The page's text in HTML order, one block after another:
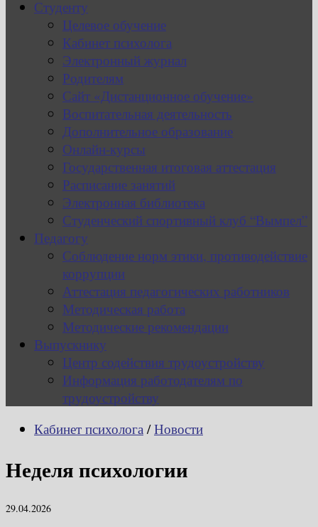
Студенту
Целевое обучение
Кабинет психолога
Электронный журнал
Родителям
Сайт «Дистанционное обучение»
Воспитательная деятельность
Дополнительное образование
Онлайн-курсы
Государственная итоговая аттестация
Расписание занятий
Электронная библиотека
Студенческий спортивный клуб “Вымпел”
Педагогу
Соблюдение норм этики, противодействие
коррупции
Аттестация педагогических работников
Методическая работа
Методические рекомендации
Выпускнику
Центр содействия трудоустройству
Информация работодателям по
трудоустройству
Кабинет психолога / Новости
Неделя психологии
29.04.2026